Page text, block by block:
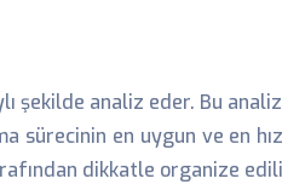
şekilde analiz eder. Bu
en uygun ve en
dikkatle organize